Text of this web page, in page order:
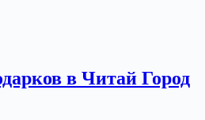
в Читай Город